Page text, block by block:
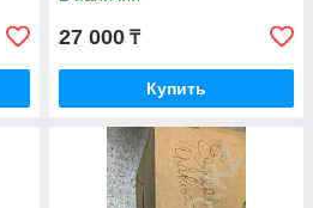
27 000 ₸
Купить